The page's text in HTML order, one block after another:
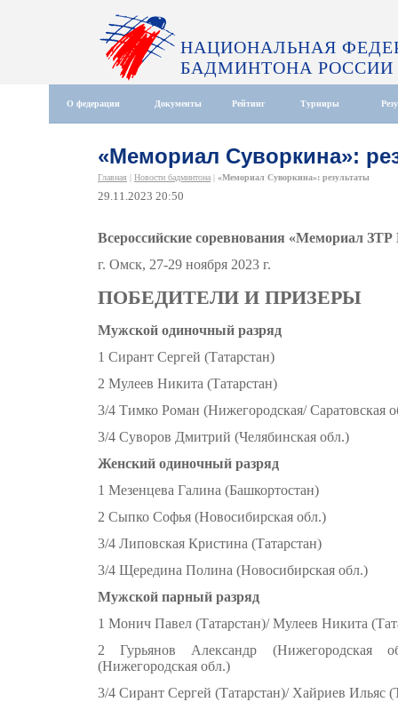
НАЦИОНАЛЬНАЯ
БАДМИНТОНА РОССИИ
О федерации Документы Рейтинг Турниры
«Мемориал Суворкина»:
Главная | Новости бадминтона | «Мемориал Суворкина»: результаты
29.11.2023 20:50
Всероссийские соревнования «Мемориал
г. Омск, 27-29 ноября 2023 г.
ПОБЕДИТЕЛИ И ПРИЗЕРЫ
Мужской одиночный разряд
1 Сирант Сергей (Татарстан)
2 Мулеев Никита (Татарстан)
3/4 Тимко Роман (Нижегородская/ Саратовская
3/4 Суворов Дмитрий (Челябинская обл.)
Женский одиночный разряд
1 Мезенцева Галина (Башкортостан)
2 Сыпко Софья (Новосибирская обл.)
3/4 Липовская Кристина (Татарстан)
3/4 Щередина Полина (Новосибирская обл.)
Мужской парный разряд
1 Монич Павел (Татарстан)/ Мулеев Никита
2 Гурьянов Александр (Нижегородская
(Нижегородская обл.)
3/4 Сирант Сергей (Татарстан)/ Хайриев Ильяс